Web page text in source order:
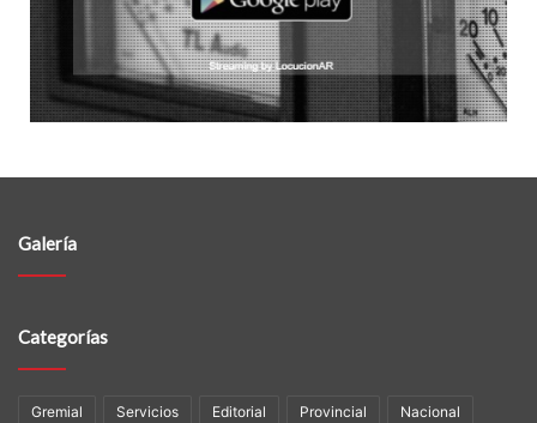
Galería
Categorías
Gremial Servicios Editorial Provincial Nacional